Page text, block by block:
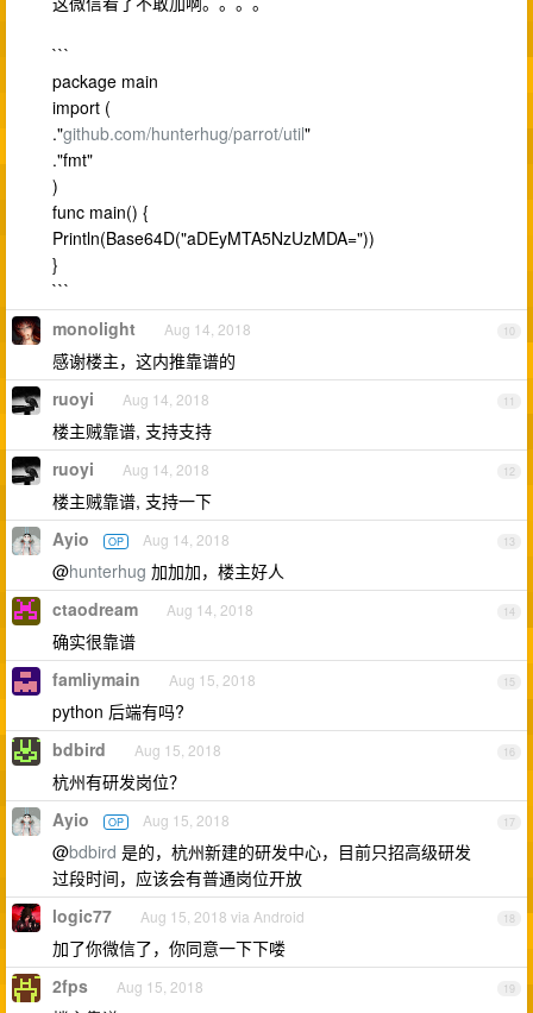
```
package main
import (
."github.com/hunterhug/parrot/util"
."fmt"
)
func main() {
Println(Base64D("aDEyMTA5NzUzMDA="))
}
```
10
monolight Aug 14, 2018
感谢楼主，这内推靠谱的
11
ruoyi Aug 14, 2018
楼主贼靠谱, 支持支持
12
ruoyi Aug 14, 2018
楼主贼靠谱, 支持一下
13
Ayio OP Aug 14, 2018
@hunterhug 加加加，楼主好人
14
ctaodream Aug 14, 2018
确实很靠谱
15
famliymain Aug 15, 2018
python 后端有吗?
16
bdbird Aug 15, 2018
杭州有研发岗位？
17
Ayio OP Aug 15, 2018
@bdbird 是的，杭州新建的研发中心，目前只招高级研发
过段时间，应该会有普通岗位开放
18
logic77 Aug 15, 2018 via Android
加了你微信了，你同意一下下喽
19
2fps Aug 15, 2018